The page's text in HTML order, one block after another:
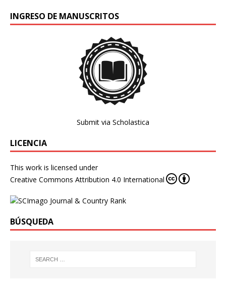
INGRESO DE MANUSCRITOS
Submit via Scholastica
LICENCIA
This work is licensed under
Creative Commons Attribution 4.0 International
BÚSQUEDA